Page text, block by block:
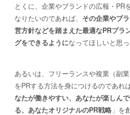
とくに、企業やブランドの広報・PR
なりたいのであれば、 その企業やブ
営方針などを踏まえた最適なPRプラ
グをできるようになってほしいと思っ
あるいは、フリーランスや複業（副
をPRする方法を身につけるのであれ
なたが働きやすい、あなたが楽しん
る、あなたオリジナルのPR戦略 」を